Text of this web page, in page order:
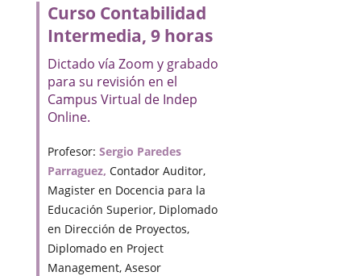
Curso Contabilidad
Intermedia, 9 horas
Dictado vía Zoom y grabado
para su revisión en el
Campus Virtual de Indep
Online.
Profesor: Sergio Paredes
Parraguez, Contador Auditor,
Magister en Docencia para la
Educación Superior, Diplomado
en Dirección de Proyectos,
Diplomado en Project
Management, Asesor